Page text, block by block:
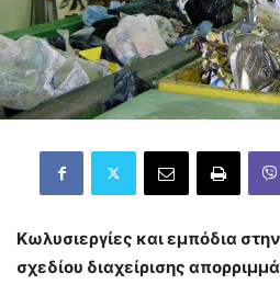
Κωλυσιεργίες και εμπόδια
σχεδίου διαχείρισης